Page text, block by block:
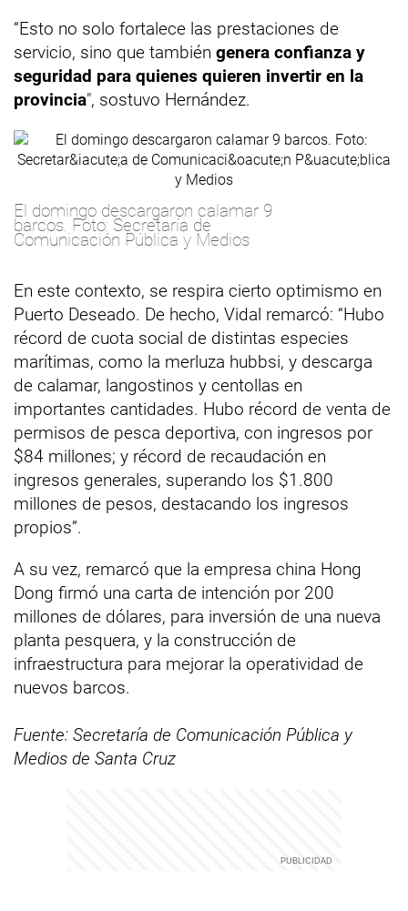
“Esto no solo fortalece las prestaciones de
servicio, sino que también genera confianza y
seguridad para quienes quieren invertir en la
provincia", sostuvo Hernández.
El domingo descargaron calamar 9
barcos. Foto: Secretaría de
Comunicación Pública y Medios
En este contexto, se respira cierto optimismo en
Puerto Deseado. De hecho, Vidal remarcó: “Hubo
récord de cuota social de distintas especies
marítimas, como la merluza hubbsi, y descarga
de calamar, langostinos y centollas en
importantes cantidades. Hubo récord de venta de
permisos de pesca deportiva, con ingresos por
$84 millones; y récord de recaudación en
ingresos generales, superando los $1.800
millones de pesos, destacando los ingresos
propios”.
A su vez, remarcó que la empresa china Hong
Dong firmó una carta de intención por 200
millones de dólares, para inversión de una nueva
planta pesquera, y la construcción de
infraestructura para mejorar la operatividad de
nuevos barcos.
Fuente: Secretaría de Comunicación Pública y
Medios de Santa Cruz